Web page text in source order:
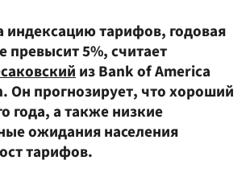
индексацию тарифов, годовая
превысит 5%, считает
из Bank of America
Он прогнозирует, что хороший
года, а также низкие
ожидания населения
тарифов.